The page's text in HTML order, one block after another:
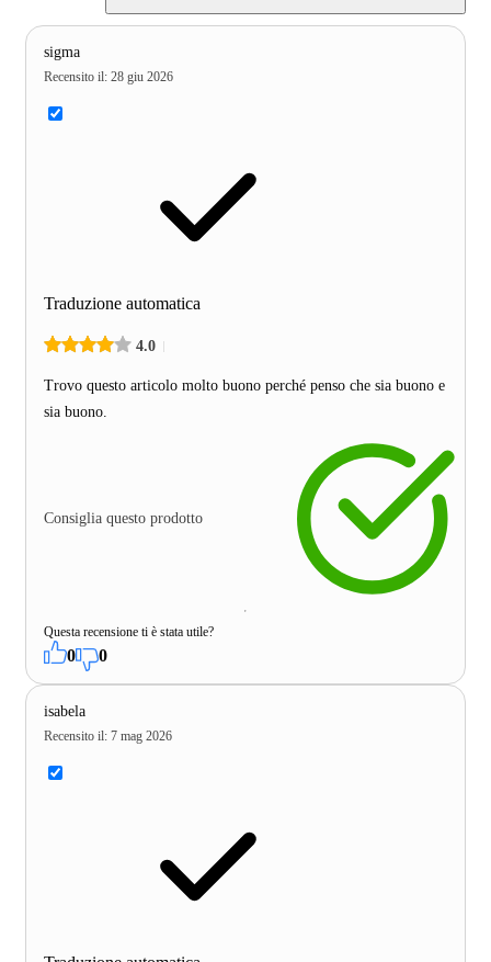
sigma
Recensito il: 28 giu 2026
Traduzione automatica
4.0
Trovo questo articolo molto buono perché penso che sia buono e
sia buono.
Consiglia questo prodotto
Questa recensione ti è stata utile?
0 0
isabela
Recensito il: 7 mag 2026